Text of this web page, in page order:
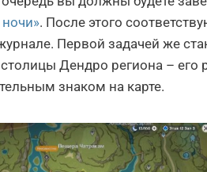
. После этого
Первой задачей же
Дендро региона – его
знаком на карте.